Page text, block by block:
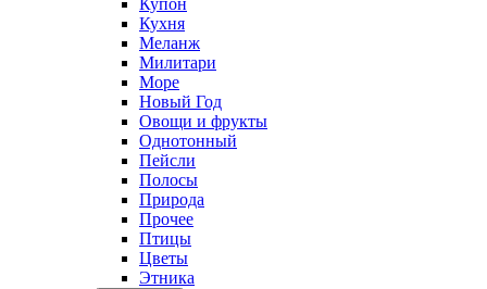
Кухня
Меланж
Милитари
Море
Новый Год
Овощи и фрукты
Однотонный
Пейсли
Полосы
Природа
Прочее
Птицы
Цветы
Этника